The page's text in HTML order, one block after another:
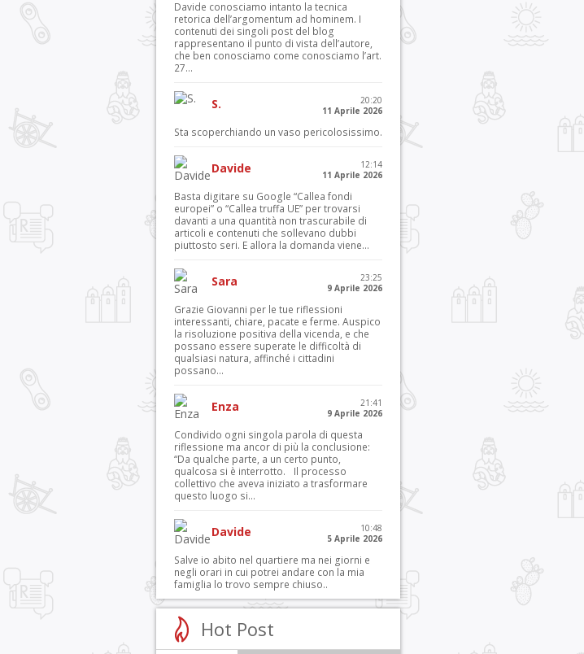
Davide conosciamo intanto la tecnica
retorica dell’argomentum ad hominem. I
contenuti dei singoli post del blog
rappresentano il punto di vista dell’autore,
che ben conosciamo come conosciamo l’art.
27...
S.
20:20
11 Aprile 2026
Sta scoperchiando un vaso pericolosissimo.
Davide
12:14
11 Aprile 2026
Basta digitare su Google “Callea fondi
europei” o “Callea truffa UE” per trovarsi
davanti a una quantità non trascurabile di
articoli e contenuti che sollevano dubbi
piuttosto seri. E allora la domanda viene...
Sara
23:25
9 Aprile 2026
Grazie Giovanni per le tue riflessioni
interessanti, chiare, pacate e ferme. Auspico
la risoluzione positiva della vicenda, e che
possano essere superate le difficoltà di
qualsiasi natura, affinché i cittadini
possano...
Enza
21:41
9 Aprile 2026
Condivido ogni singola parola di questa
riflessione ma ancor di più la conclusione:
“Da qualche parte, a un certo punto,
qualcosa si è interrotto. Il processo
collettivo che aveva iniziato a trasformare
questo luogo si...
Davide
10:48
5 Aprile 2026
Salve io abito nel quartiere ma nei giorni e
negli orari in cui potrei andare con la mia
famiglia lo trovo sempre chiuso..
Hot Post